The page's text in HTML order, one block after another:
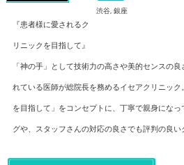
渋谷, 銀座
『患者様に愛されるク
リニックを目指して』
「神の手」として技術力の高さや美的センスの
れている医師が総院長を務めるイセアクリニッ
を目指して」をコンセプトに、丁寧で親身にな
グや、スタッフさんの対応の良さでも評判の良い